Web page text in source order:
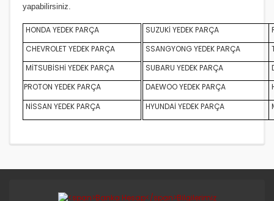
yapabilirsiniz.
HONDA YEDEK PARÇA SUZUKİ YEDEK PARÇA
CHEVROLET YEDEK PARÇA
SSANGYONG YEDEK PARÇA
MİTSUBİSHİ YEDEK PARÇA
SUBARU YEDEK PARÇA
PROTON YEDEK PARÇA
DAEWOO YEDEK PARÇA
NİSSAN YEDEK PARÇA
HYUNDAİ YEDEK PARÇA